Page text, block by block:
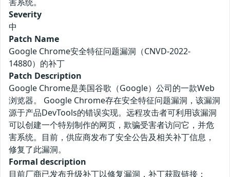
Severity
中
Patch Name
Google Chrome安全特征问题漏洞（CNVD-2022-
14880）的补丁
Patch Description
Google Chrome是美国谷歌（Google）公司的一款Web
浏览器。 Google Chrome存在安全特征问题漏洞，该漏洞
源于产品DevTools的错误实现。远程攻击者可利用该漏洞
可以创建一个特别制作的网页，欺骗受害者访问它，并危
害系统。目前，供应商发布了安全公告及相关补丁信息，
修复了此漏洞。
Formal description
目前厂商已发布升级补丁以修复漏洞，补丁获取链接：